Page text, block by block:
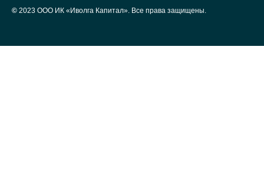
© 2023 ООО ИК «Иволга Капитал». Все права защищены.